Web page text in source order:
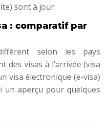
sont à jour.
: comparatif par
selon les pays
des visas à l’arrivée (visa
visa électronique (e-visa)
un aperçu pour quelques